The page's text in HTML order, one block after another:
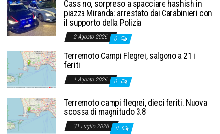
Cassino, sorpreso a spacciare hashish in
piazza Miranda: arrestato dai Carabinieri con
il supporto della Polizia
2 Agosto 2026 0
Terremoto Campi Flegrei, salgono a 21 i
feriti
1 Agosto 2026 0
Terremoto campi flegrei, dieci feriti. Nuova
scossa di magnitudo 3.8
31 Luglio 2026 0